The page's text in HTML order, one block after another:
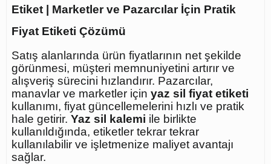
Etiket | Marketler ve Pazarcılar İçin Pratik
Fiyat Etiketi Çözümü
Satış alanlarında ürün fiyatlarının net şekilde
görünmesi, müşteri memnuniyetini artırır ve
alışveriş sürecini hızlandırır. Pazarcılar,
manavlar ve marketler için yaz sil fiyat etiketi
kullanımı, fiyat güncellemelerini hızlı ve pratik
hale getirir. Yaz sil kalemi ile birlikte
kullanıldığında, etiketler tekrar tekrar
kullanılabilir ve işletmenize maliyet avantajı
sağlar.